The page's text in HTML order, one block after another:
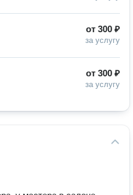
от 300 ₽
за услугу
от 300 ₽
за услугу